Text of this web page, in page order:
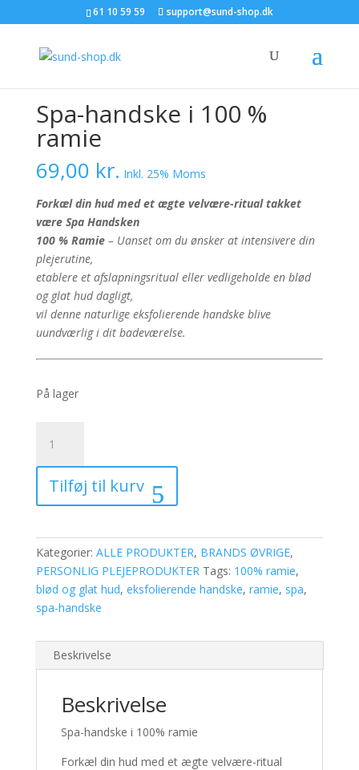
61 10 59 59 support@sund-shop.dk
Forside/ALLE PRODUKTER
/ Spa-handske i 100 %
Spa-handske i 100 %
ramie
69,00 kr. Inkl. 25% Moms
Forkæl din hud med et ægte velvære-ritual takket
være Spa Handsken
100 % Ramie– Uanset om du ønsker at intensivere din
plejerutine,
etablere et afslapningsritual eller vedligeholde en blød
og glat hud dagligt,
vil denne naturlige eksfolierende handske blive
uundværlig i dit badeværelse.
På lager
handske
i
100
%
antal
Tilføj til kurv
Kategorier: ALLE PRODUKTER, BRANDS ØVRIGE,
PERSONLIG PLEJEPRODUKTER Tags: 100% ramie,
blød og glat hud, eksfolierende handske, ramie, spa,
spa-handske
Beskrivelse
Beskrivelse
Spa-handske i 100% ramie
Forkæl din hud med et ægte velvære-ritual